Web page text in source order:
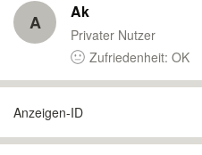
A Ak
Privater Nutzer
Zufriedenheit: OK
Anzeigen-ID